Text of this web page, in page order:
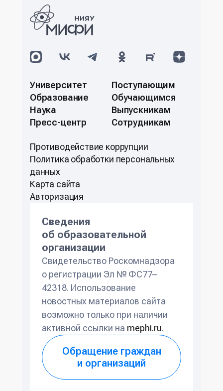
Университет
Образование
Наука
Пресс-центр
Поступающим
Обучающимся
Выпускникам
Сотрудникам
Противодействие коррупции
Политикa обработки персональных
данных
Карта сайта
Авторизация
Сведения
об образовательной
организации
Свидетельство Роскомнадзора
о регистрации Эл № ФС77–
42318. Использование
новостных материалов сайта
возможно только при наличии
активной ссылки на mephi.ru.
Обращение граждан
и организаций